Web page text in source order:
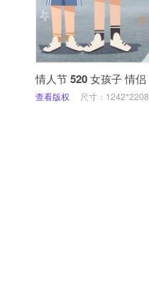
情人节 520 女孩子 情侣
查看版权 尺寸：